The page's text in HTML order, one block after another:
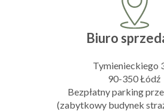
Biuro
Tymienieckiego
90-350 Łódź
Bezpłatny parking
(zabytkowy budynek